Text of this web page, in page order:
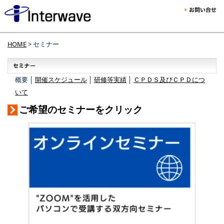
HOME> セミナー
概要 │ 開催スケジュール 研修等実績
ＣＰＤＳ及びＣＰＤにつ
いて
ご希望のセミナーをクリック